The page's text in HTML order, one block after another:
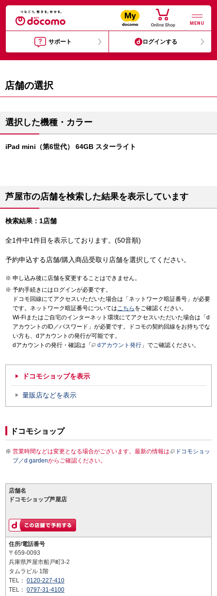
MENU
サポート ログインする
店舗の選択
選択した機種・カラー
iPad mini（第6世代） 64GB スターライト
芦屋市の店舗を検索した結果を表示しています
検索結果：1店舗
全1件中1件目を表示しております。(50音順)
予約申込する店舗/購入商品受取り店舗を選択してください。
申し込み後に店舗を変更することはできません。
予約手続きにはログインが必要です。
ドコモ回線にてアクセスいただいた場合は「ネットワーク暗証番号」が必要
です。ネットワーク暗証番号についてはこちら をご確認ください。
Wi-Fiまたはご自宅のインターネット環境にてアクセスいただいた場合は「d
アカウントのID／パスワード」が必要です。ドコモの契約回線をお持ちでな
い方も、dアカウントの発行が可能です。
dアカウントの発行・確認は「
dアカウント発行 」でご確認ください。
ドコモショップを表示
量販店などを表示
ドコモショップ
営業時間などは変更となる場合がございます。最新の情報は
ドコモショッ
プ／d gardenからご確認ください。
店舗名
ドコモショップ芦屋店
住所/電話番号
〒659-0093
兵庫県芦屋市船戸町3-2
タムラビル 1階
TEL： 0120-227-410
TEL： 0797-31-4100